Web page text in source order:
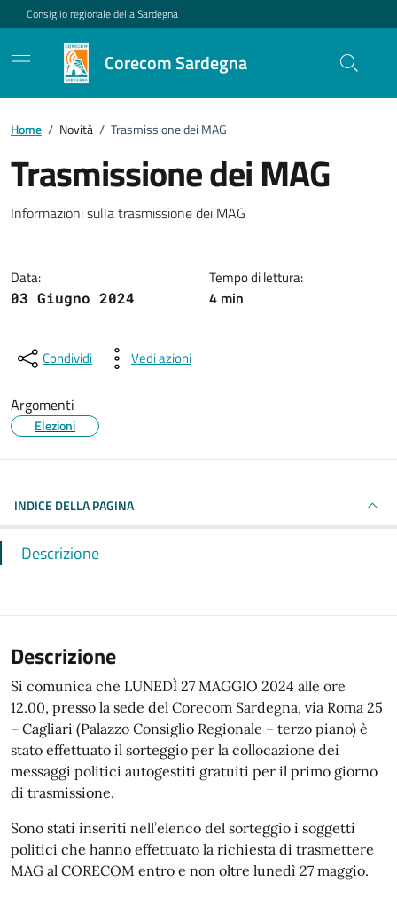
Vai ai contenuti
Vai al footer
Consiglio regionale della Sardegna
Corecom Sardegna
Home / Novità / Trasmissione dei MAG
Trasmissione dei MAG
Dettagli della notizia
Informazioni sulla trasmissione dei MAG
Data:
03 Giugno 2024
Tempo di lettura:
4 min
Condividi Vedi azioni
Argomenti
Elezioni
INDICE DELLA PAGINA
Descrizione
Descrizione
Si comunica che LUNEDÌ 27 MAGGIO 2024 alle ore
12.00, presso la sede del Corecom Sardegna, via Roma 25
– Cagliari (Palazzo Consiglio Regionale – terzo piano) è
stato effettuato il sorteggio per la collocazione dei
messaggi politici autogestiti gratuiti per il primo giorno
di trasmissione.
Sono stati inseriti nell’elenco del sorteggio i soggetti
politici che hanno effettuato la richiesta di trasmettere
MAG al CORECOM entro e non oltre lunedì 27 maggio.